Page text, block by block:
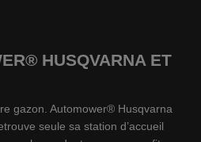
HUSQVARNA ET
gazon. Automower® Husqvarna
seule sa station d’accueil